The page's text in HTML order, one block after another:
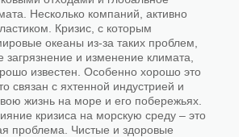
Несколько компаний, активно
Кризис, с которым
океаны из-за таких проблем,
загрязнение и изменение климата,
известен. Особенно хорошо это
связан с яхтенной индустрией и
жизнь на море и его побережьях.
кризиса на морскую среду – это
проблема. Чистые и здоровые